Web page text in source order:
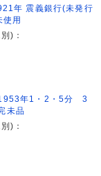
年 震義銀行(未発行
使用
)：
年1・2・5分 3
未品
)：